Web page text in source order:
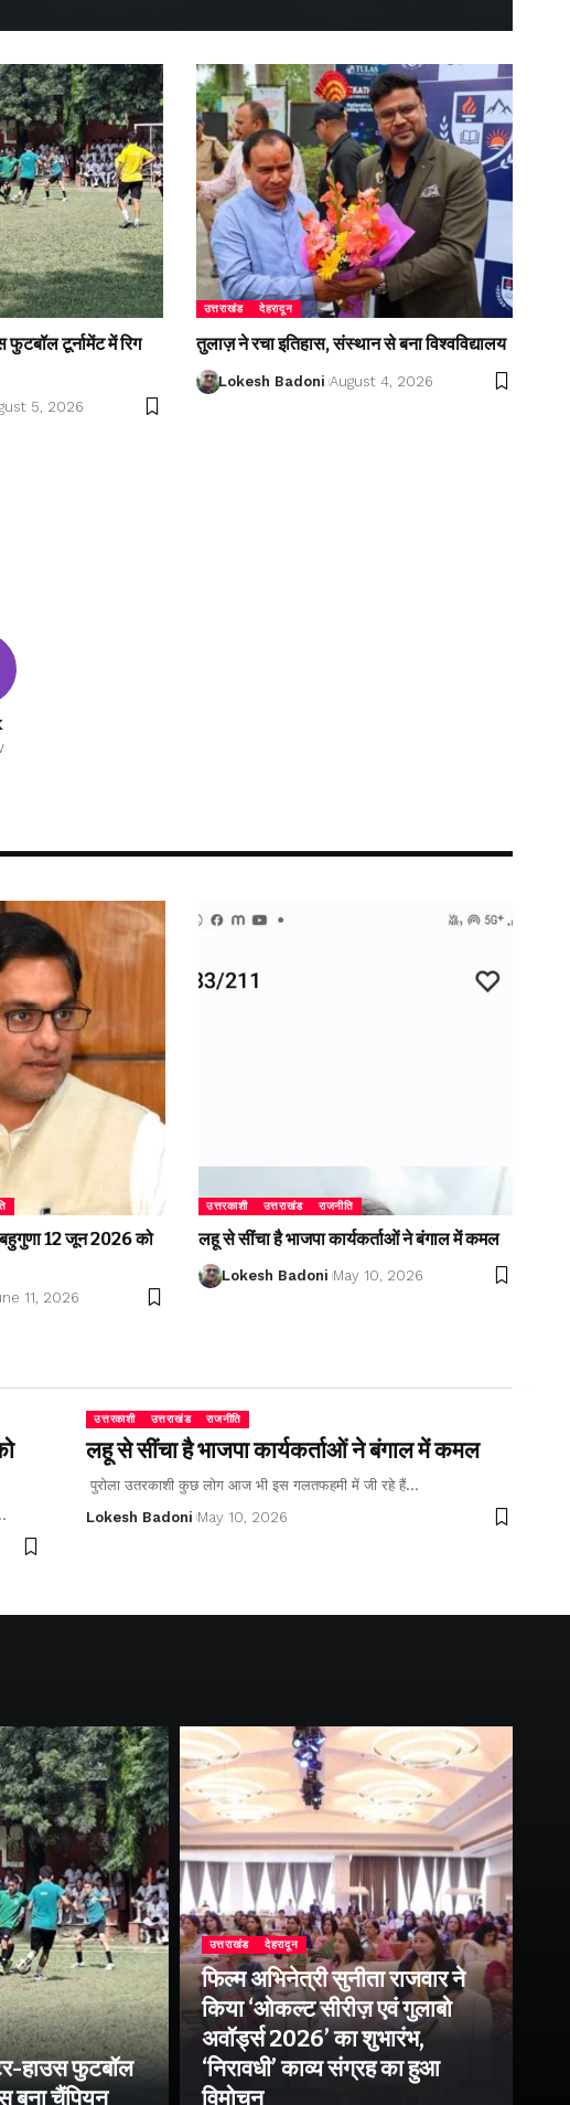
टूर्नामेंट में रिग
5, 2026
उत्तराखंड देहरादून
तुलाज़ ने रचा इतिहास, संस्थान से बना विश्वविद्यालय
Lokesh Badoni August 4, 2026
12 जून 2026 को
11, 2026
उत्तरकाशी उत्तराखंड राजनीति
लहू से सींचा है भाजपा कार्यकर्ताओं ने बंगाल में कमल
Lokesh Badoni May 10, 2026
उत्तरकाशी उत्तराखंड राजनीति
लहू से सींचा है भाजपा कार्यकर्ताओं ने बंगाल में कमल
पुरोला उतरकाशी कुछ लोग आज भी इस गलतफहमी में जी रहे हैं…
Lokesh Badoni May 10, 2026
हाउस फुटबॉल
बना चैंपियन
उत्तराखंड देहरादून
फिल्म अभिनेत्री सुनीता राजवार ने
किया ‘ओकल्ट सीरीज़ एवं गुलाबो
अवॉर्ड्स 2026’ का शुभारंभ,
‘निरावधी’ काव्य संग्रह का हुआ
विमोचन